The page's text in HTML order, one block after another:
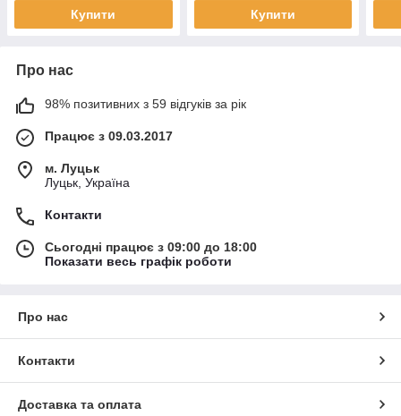
Купити Купити
Про нас
98% позитивних з 59 відгуків за рік
Працює з 09.03.2017
м. Луцьк
Луцьк, Україна
Контакти
Сьогодні працює з 09:00 до 18:00
Показати весь графік роботи
Про нас
Контакти
Доставка та оплата